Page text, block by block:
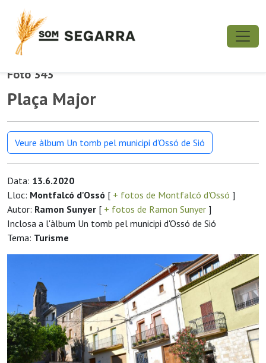
Foto 343
Plaça Major
Veure àlbum Un tomb pel municipi d'Ossó de Sió
Data: 13.6.2020
Lloc: Montfalcó d'Ossó [ + fotos de Montfalcó d'Ossó ]
Autor: Ramon Sunyer [ + fotos de Ramon Sunyer ]
Inclosa a l'àlbum Un tomb pel municipi d'Ossó de Sió
Tema: Turisme